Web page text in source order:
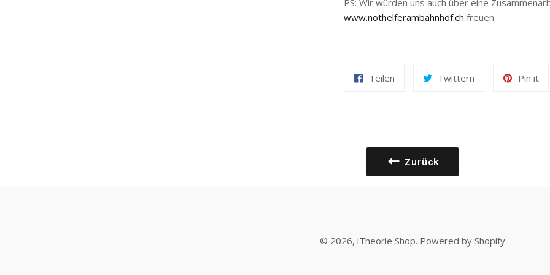
PS: Wir würden uns auch über eine
www.nothelferambahnhof.ch freuen.
Teilen Twittern Pin it
Zurück
© 2026, iTheorie Shop. Powered by Shopify